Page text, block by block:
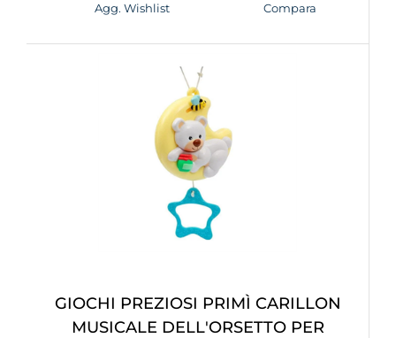
Agg. Wishlist Compara
GIOCHI PREZIOSI PRIMÌ CARILLON
MUSICALE DELL'ORSETTO PER